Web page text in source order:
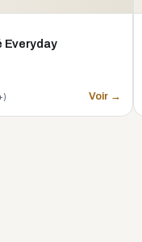
Everyday
Voir →